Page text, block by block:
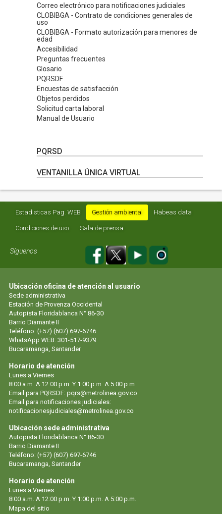
Correo electrónico para notificaciones judiciales
CLOBIBGA - Contrato de condiciones generales de
uso
CLOBIBGA - Formato autorización para menores de
edad
Accesibilidad
Preguntas frecuentes
Glosario
PQRSDF
Encuestas de satisfacción
Objetos perdidos
Solicitud carta laboral
Manual de Usuario
PQRSD
VENTANILLA ÚNICA VIRTUAL
Estadisticas Pag. WEB Gestión ambiental Habeas data
Condiciones de uso Sala de prensa
Síguenos
Ubicación oficina de atención al usuario
Sede administrativa
Estación de Provenza Occidental
Autopista Floridablanca N° 86-30
Barrio Diamante II
Teléfono: (+57) (607) 697-6746
WhatsApp WEB: 301-517-9379
Bucaramanga, Santander
Horario de atención
Lunes a Viernes
8:00 a.m. A 12:00 p.m. Y 1:00 p.m. A 5:00 p.m.
Email para PQRSDF: pqrs@metrolinea.gov.co
Email para notificaciones judiciales:
notificacionesjudiciales@metrolinea.gov.co
Ubicación sede administrativa
Autopista Floridablanca N° 86-30
Barrio Diamante II
Teléfono: (+57) (607) 697-6746
Bucaramanga, Santander
Horario de atención
Lunes a Viernes
8:00 a.m. A 12:00 p.m. Y 1:00 p.m. A 5:00 p.m.
Mapa del sitio